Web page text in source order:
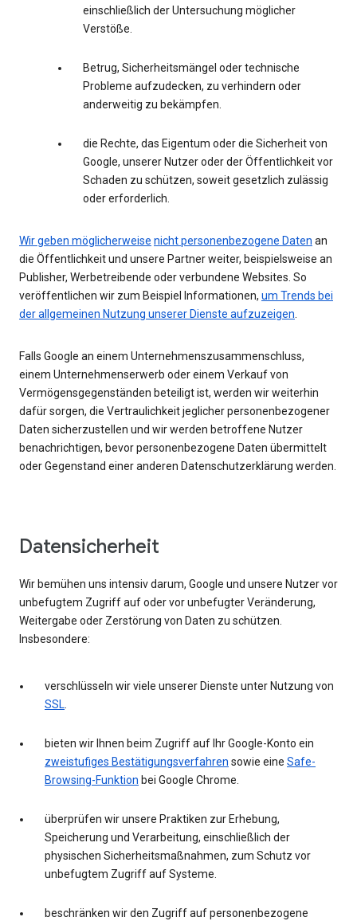
einschließlich der Untersuchung möglicher
Verstöße.
Betrug, Sicherheitsmängel oder technische
Probleme aufzudecken, zu verhindern oder
anderweitig zu bekämpfen.
die Rechte, das Eigentum oder die Sicherheit von
Google, unserer Nutzer oder der Öffentlichkeit vor
Schaden zu schützen, soweit gesetzlich zulässig
oder erforderlich.
Wir geben möglicherweise nicht personenbezogene Daten an
die Öffentlichkeit und unsere Partner weiter, beispielsweise an
Publisher, Werbetreibende oder verbundene Websites. So
veröffentlichen wir zum Beispiel Informationen, um Trends bei
der allgemeinen Nutzung unserer Dienste aufzuzeigen.
Falls Google an einem Unternehmenszusammenschluss,
einem Unternehmenserwerb oder einem Verkauf von
Vermögensgegenständen beteiligt ist, werden wir weiterhin
dafür sorgen, die Vertraulichkeit jeglicher personenbezogener
Daten sicherzustellen und wir werden betroffene Nutzer
benachrichtigen, bevor personenbezogene Daten übermittelt
oder Gegenstand einer anderen Datenschutzerklärung werden.
Datensicherheit
Wir bemühen uns intensiv darum, Google und unsere Nutzer vor
unbefugtem Zugriff auf oder vor unbefugter Veränderung,
Weitergabe oder Zerstörung von Daten zu schützen.
Insbesondere:
verschlüsseln wir viele unserer Dienste unter Nutzung von
SSL.
bieten wir Ihnen beim Zugriff auf Ihr Google-Konto ein
zweistufiges Bestätigungsverfahren sowie eine Safe-
Browsing-Funktion bei Google Chrome.
überprüfen wir unsere Praktiken zur Erhebung,
Speicherung und Verarbeitung, einschließlich der
physischen Sicherheitsmaßnahmen, zum Schutz vor
unbefugtem Zugriff auf Systeme.
beschränken wir den Zugriff auf personenbezogene